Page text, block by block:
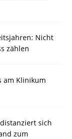
Nicht
zählen
am Klinikum
sich
zum